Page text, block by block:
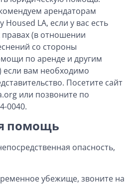
арендаторам
Housed LA, если у вас есть
(в отношении
со стороны
по аренде и другим
если вам необходимо
Посетите сайт
или позвоните по
0040.
помощь
опасность,
убежище, звоните на